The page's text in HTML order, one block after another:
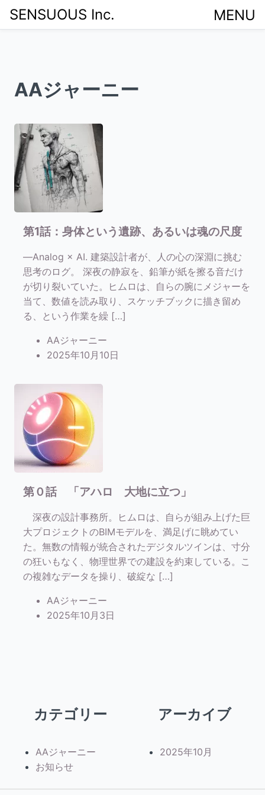
SENSUOUS Inc. MENU
Home>AAジャーニー
AAジャーニー
第1話：身体という遺跡、あるいは魂の尺度
―Analog × AI. 建築設計者が、人の心の深淵に挑む
思考のログ。 深夜の静寂を、鉛筆が紙を擦る音だけ
が切り裂いていた。ヒムロは、自らの腕にメジャーを
当て、数値を読み取り、スケッチブックに描き留め
る、という作業を繰 […]
AAジャーニー
2025年10月10日
第０話 「アハロ 大地に立つ」
深夜の設計事務所。ヒムロは、自らが組み上げた巨
大プロジェクトのBIMモデルを、満足げに眺めてい
た。無数の情報が統合されたデジタルツインは、寸分
の狂いもなく、物理世界での建設を約束している。こ
の複雑なデータを操り、破綻な […]
AAジャーニー
2025年10月3日
カテゴリー
AAジャーニー
お知らせ
アーカイブ
2025年10月